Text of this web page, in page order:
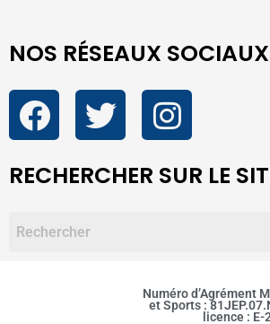
NOS RÉSEAUX SOCIAUX
RECHERCHER SUR LE
Numéro d’Agrément
et Sports :
licence :